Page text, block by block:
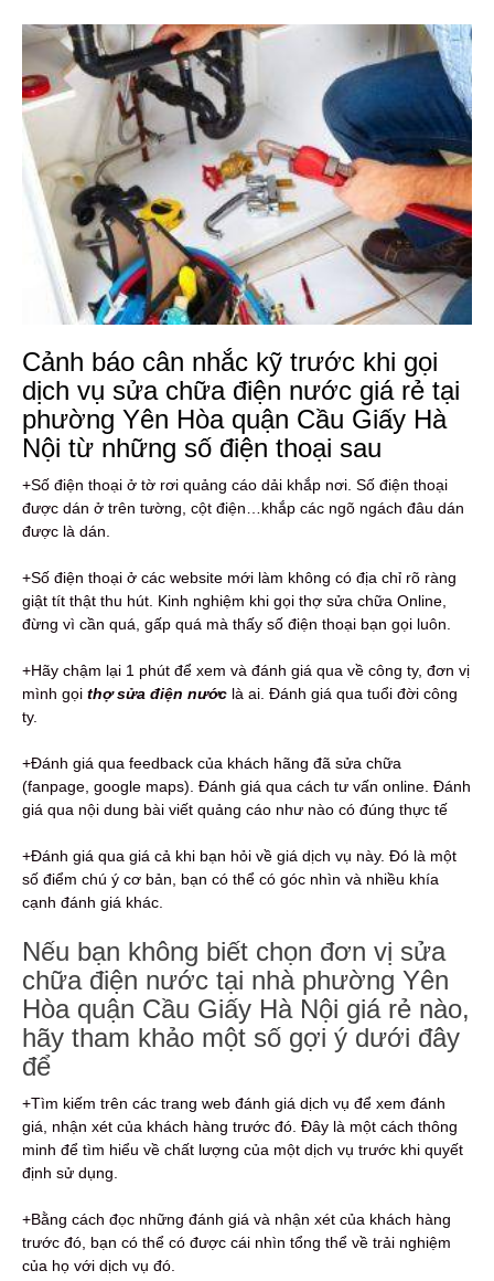
Cảnh báo cân nhắc kỹ trước khi gọi
dịch vụ sửa chữa điện nước giá rẻ tại
phường Yên Hòa quận Cầu Giấy Hà
Nội từ những số điện thoại sau
+Số điện thoại ở tờ rơi quảng cáo dải khắp nơi. Số điện thoại
được dán ở trên tường, cột điện…khắp các ngõ ngách đâu dán
được là dán.
+Số điện thoại ở các website mới làm không có địa chỉ rõ ràng
giật tít thật thu hút. Kinh nghiệm khi gọi thợ sửa chữa Online,
đừng vì cần quá, gấp quá mà thấy số điện thoại bạn gọi luôn.
+Hãy chậm lại 1 phút để xem và đánh giá qua về công ty, đơn vị
mình gọi thợ sửa điện nước là ai. Đánh giá qua tuổi đời công
ty.
+Đánh giá qua feedback của khách hãng đã sửa chữa
(fanpage, google maps). Đánh giá qua cách tư vấn online. Đánh
giá qua nội dung bài viết quảng cáo như nào có đúng thực tế
+Đánh giá qua giá cả khi bạn hỏi về giá dịch vụ này. Đó là một
số điểm chú ý cơ bản, bạn có thể có góc nhìn và nhiều khía
cạnh đánh giá khác.
Nếu bạn không biết chọn đơn vị sửa
chữa điện nước tại nhà phường Yên
Hòa quận Cầu Giấy Hà Nội giá rẻ nào,
hãy tham khảo một số gợi ý dưới đây
để
+Tìm kiếm trên các trang web đánh giá dịch vụ để xem đánh
giá, nhận xét của khách hàng trước đó. Đây là một cách thông
minh để tìm hiểu về chất lượng của một dịch vụ trước khi quyết
định sử dụng.
+Bằng cách đọc những đánh giá và nhận xét của khách hàng
trước đó, bạn có thể có được cái nhìn tổng thể về trải nghiệm
của họ với dịch vụ đó.